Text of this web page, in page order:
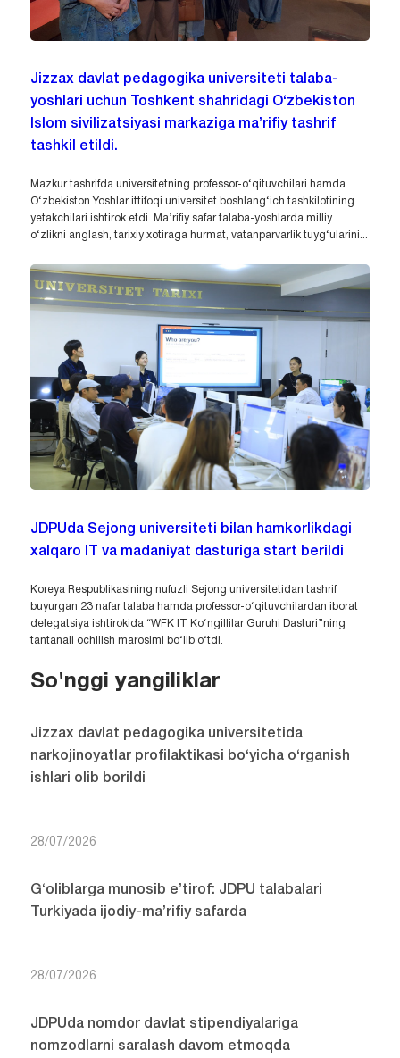
Jizzax davlat pedagogika universiteti talaba-
yoshlari uchun Toshkent shahridagi O‘zbekiston
Islom sivilizatsiyasi markaziga ma’rifiy tashrif
tashkil etildi.
Mazkur tashrifda universitetning professor-o‘qituvchilari hamda
O‘zbekiston Yoshlar ittifoqi universitet boshlang‘ich tashkilotining
yetakchilari ishtirok etdi. Ma’rifiy safar talaba-yoshlarda milliy
o‘zlikni anglash, tarixiy xotiraga hurmat, vatanparvarlik tuyg‘ularini...
JDPUda Sejong universiteti bilan hamkorlikdagi
xalqaro IT va madaniyat dasturiga start berildi
Koreya Respublikasining nufuzli Sejong universitetidan tashrif
buyurgan 23 nafar talaba hamda professor-o‘qituvchilardan iborat
delegatsiya ishtirokida “WFK IT Ko‘ngillilar Guruhi Dasturi”ning
tantanali ochilish marosimi bo‘lib o‘tdi.
So'nggi yangiliklar
Jizzax davlat pedagogika universitetida
narkojinoyatlar profilaktikasi bo‘yicha o‘rganish
ishlari olib borildi
28/07/2026
G‘oliblarga munosib e’tirof: JDPU talabalari
Turkiyada ijodiy-ma’rifiy safarda
28/07/2026
JDPUda nomdor davlat stipendiyalariga
nomzodlarni saralash davom etmoqda